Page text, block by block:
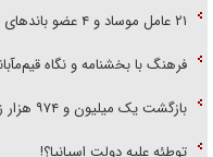
۲۱ عامل موساد و ۴ عضو باند‌های مسلح بازداشت شدند
فرهنگ با بخشنامه و نگاه
بازگشت یک میلیون و ۹۷۴ هزار زائر اربعین به کشور
توطئه علیه دولت اسپانیا؟!